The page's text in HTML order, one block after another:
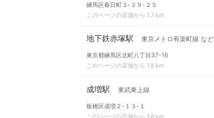
練馬区春日町３-２９-２５
このページの店舗から 1.7 km
地下鉄赤塚駅 東京メトロ有楽町線 など
東京都練馬区北町八丁目37-16
このページの店舗から 1.8 km
成増駅 東武東上線
板橋区成増２-１３-１
このページの店舗から 1.8 km